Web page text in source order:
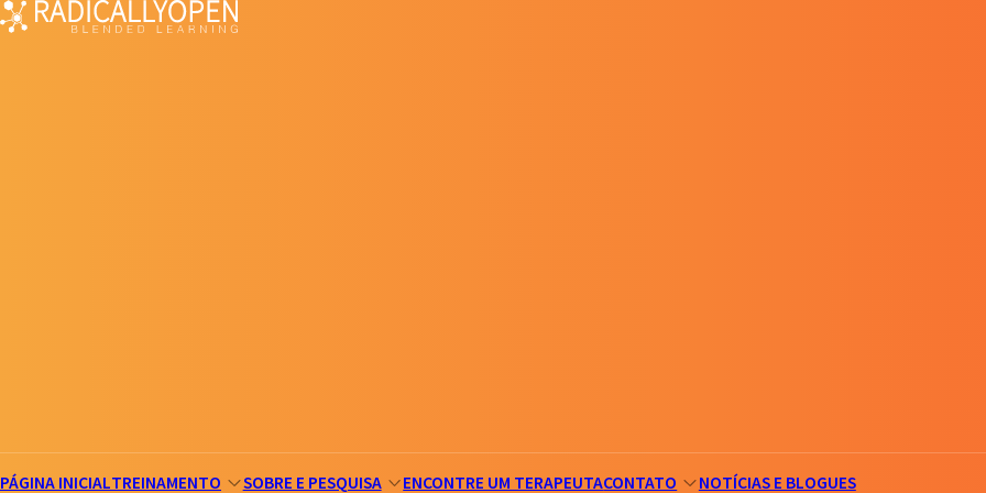
PÁGINA INICIALTREINAMENTO SOBRE E PESQUISA ENCONTRE UM TERAPEUTACONTATO NOTÍCIAS E BLOGUES